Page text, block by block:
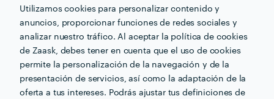
Utilizamos cookies para personalizar contenido y
anuncios, proporcionar funciones de redes sociales y
analizar nuestro tráfico. Al aceptar la política de cookies
de Zaask, debes tener en cuenta que el uso de cookies
permite la personalización de la navegación y de la
presentación de servicios, así como la adaptación de la
oferta a tus intereses. Podrás ajustar tus definiciones de
Nosotros valoraremos si somos capaces de satisfacer
su demanda o bien declinamos el proyecto.
Somos, ante todo y sobre todo, claros y directos.
NO SOMOS UNA AGENCIA SEO CONVENCIONAL
¿Qué formación y experiencia tienes que estén